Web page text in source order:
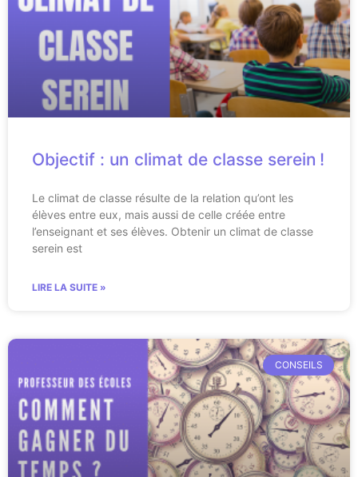
Objectif : un climat de classe serein !
Le climat de classe résulte de la relation qu’ont les
élèves entre eux, mais aussi de celle créée entre
l’enseignant et ses élèves. Obtenir un climat de classe
serein est
LIRE LA SUITE »
CONSEILS